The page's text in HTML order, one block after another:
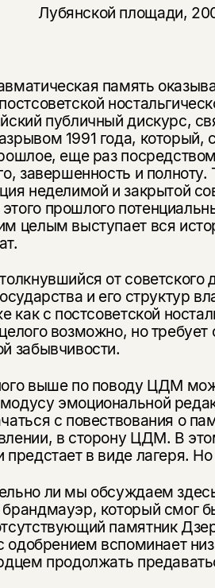
Лубянской площади,
память
публичный дискурс,
1991 года,
еще раз
завершенность и
неделимой и закрытой
прошлого
целым выступает вся
от советского
и его структур
как с постсоветской
возможно, но
забывчивости.
выше по поводу ЦДМ
эмоциональной
с повествования о
в сторону ЦДМ. В
предстает в виде лагеря. Но
ли мы обсуждаем
брандмауэр, который смог
памятник
одобрением вспоминает
продолжать